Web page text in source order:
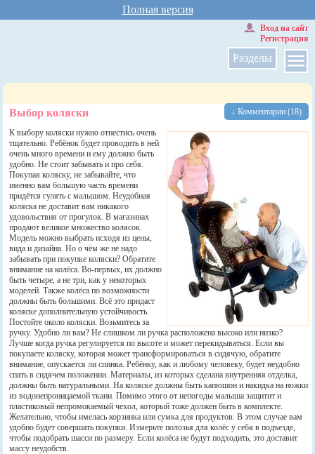
Полная версия
Разделы
Вход на сайт
Регистрация
↓ Комментарии (18)
Выбор коляски
К выбору коляски нужно отнестись очень
тщательно. Ребёнок будет проводить в ней
очень много времени и ему должно быть
удобно. Не стоит забывать и про себя.
Покупая коляску, не забывайте, что
именно вам большую часть времени
придётся гулять с малышом. Неудобная
коляска не доставит вам никакого
удовольствия от прогулок. В магазинах
продают великое множество колясок.
Модель можно выбрать исходя из цены,
вида и дизайна. Но о чём же не надо
забывать при покупке коляски? Обратите
внимание на колёса. Во-первых, их должно
быть четыре, а не три, как у некоторых
моделей. Также колёса по возможности
должны быть большими. Всё это придаст
коляске дополнительную устойчивость.
Постойте около коляски. Возьмитесь за
ручку. Удобно ли вам? Не слишком ли ручка расположена высоко или низко?
Лучше когда ручка регулируется по высоте и может перекидываться. Если вы
покупаете коляску, которая может трансформироваться в сидячую, обратите
внимание, опускается ли спинка. Ребёнку, как и любому человеку, будет неудобно
спать в сидячем положении. Материалы, из которых сделана внутренняя отделка,
должны быть натуральными. На коляске должны быть капюшон и накидка на ножки
из водонепроницаемой ткани. Помимо этого от непогоды малыша защитит и
пластиковый непромокаемый чехол, который тоже должен быть в комплекте.
Желательно, чтобы имелась корзинка или сумка для продуктов. В этом случае вам
удобно будет совершать покупки. Измерьте полозья для колёс у себя в подъезде,
чтобы подобрать шасси по размеру. Если колёса не будут подходить, это доставит
массу неудобств.